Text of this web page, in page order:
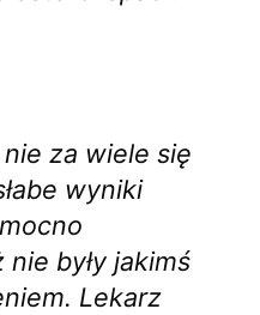
za wiele się
wyniki
były jakimś
Lekarz